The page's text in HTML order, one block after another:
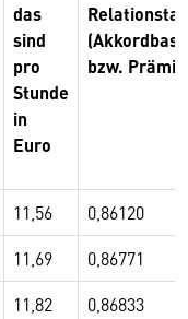
das
sind
pro
Stunde
in
Euro
bzw.
11,56 0,86120
11,69 0,86771
11,82 0,86833